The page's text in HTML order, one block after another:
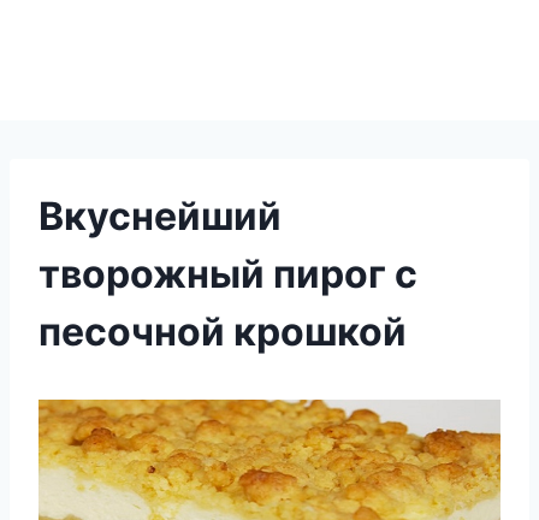
Вкуснейший
творожный пирог с
песочной крошкой